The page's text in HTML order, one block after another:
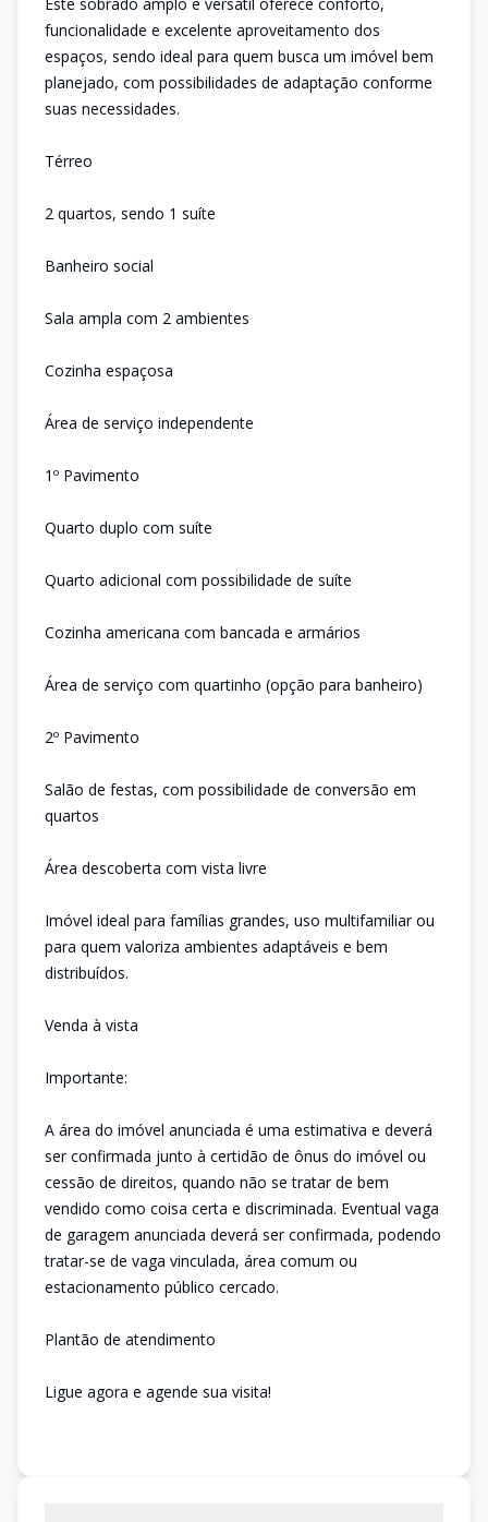
funcionalidade e excelente aproveitamento dos
espaços, sendo ideal para quem busca um imóvel bem
planejado, com possibilidades de adaptação conforme
suas necessidades.
Térreo
2 quartos, sendo 1 suíte
Banheiro social
Sala ampla com 2 ambientes
Cozinha espaçosa
Área de serviço independente
1º Pavimento
Quarto duplo com suíte
Quarto adicional com possibilidade de suíte
Cozinha americana com bancada e armários
Área de serviço com quartinho (opção para banheiro)
2º Pavimento
Salão de festas, com possibilidade de conversão em
quartos
Área descoberta com vista livre
Imóvel ideal para famílias grandes, uso multifamiliar ou
para quem valoriza ambientes adaptáveis e bem
distribuídos.
Venda à vista
Importante:
A área do imóvel anunciada é uma estimativa e deverá
ser confirmada junto à certidão de ônus do imóvel ou
cessão de direitos, quando não se tratar de bem
vendido como coisa certa e discriminada. Eventual vaga
de garagem anunciada deverá ser confirmada, podendo
tratar-se de vaga vinculada, área comum ou
estacionamento público cercado.
Plantão de atendimento
Ligue agora e agende sua visita!